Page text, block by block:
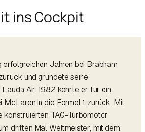
ins Cockpit
Jahren bei Brabham
und gründete seine
Air. 1982 kehrte er für ein
McLaren in die Formel 1 zurück. Mit
konstruierten TAG-Turbomotor
dritten Mal Weltmeister, mit dem